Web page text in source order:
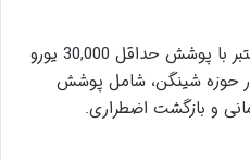
بیمه نامه مسافرتی معتبر با پوشش حداقل 30,000 یورو
حوزه شینگن، شامل پوشش
و بازگشت اضطراری.